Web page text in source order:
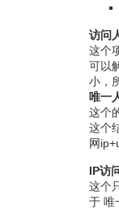
访问
这个
可以
小，
唯一
这个
这个
网
IP访
这个
于 唯